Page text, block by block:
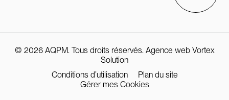
© 2026 AQPM. Tous droits réservés. Agence web Vortex
Solution
Conditions d’utilisation
Plan du site
Gérer mes Cookies